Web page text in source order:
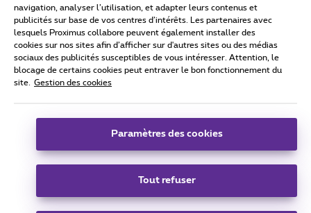
Tous droits réservés. © 2026
Conditions générales, info consommateur
Coordonnées de l’entreprise
Boulevard du Roi Albert II 27 - B-1030 Bruxelles.
navigation, analyser l’utilisation, et adapter leurs contenus et
publicités sur base de vos centres d’intérêts. Les partenaires avec
lesquels Proximus collabore peuvent également installer des
cookies sur nos sites afin d’afficher sur d'autres sites ou des médias
sociaux des publicités susceptibles de vous intéresser. Attention, le
blocage de certains cookies peut entraver le bon fonctionnement du
site.
Gestion des cookies
Paramètres des cookies
Tout refuser